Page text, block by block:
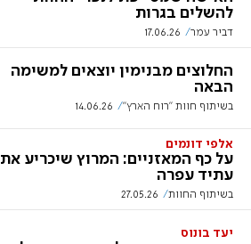
להשלים בגרות
דביר עמר 17.06.26
החלוצים מבנימין יוצאים למשימה
הבאה
בשיתוף חוות "רוח הארץ" 14.06.26
אלפי דונמים
על כף המאזניים: המרוץ שיכריע את
עתיד עפרה
בשיתוף החוות 27.05.26
יעד בונוס